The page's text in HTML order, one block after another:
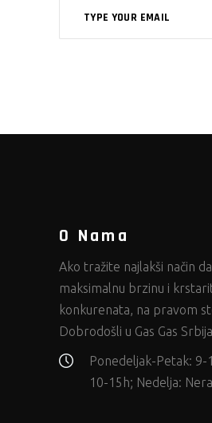
O Nama
Ako tražite najlakši način
maksimalnu brzinu i
konkurenata, na pravom
Dobrodošli u Gas Gas
Ponedeljak-Petak: 9-
10-15h; Nedelja: